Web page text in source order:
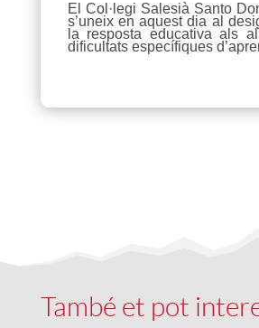
El Col·legi Salesià Santo
s’uneix en aquest dia al
la resposta educativa als
dificultats específiques
També et pot